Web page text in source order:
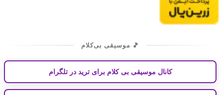
🎵 موسیقی بی‌کلام
کانال موسیقی بی کلام برای ترید در تلگرام